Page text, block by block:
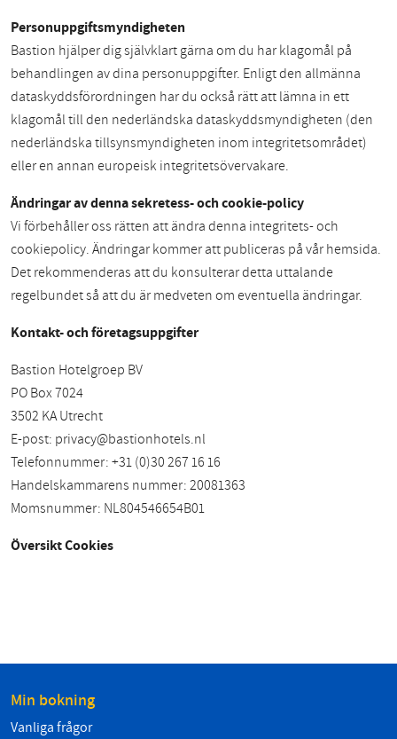
Personuppgiftsmyndigheten
Bastion hjälper dig självklart gärna om du har klagomål på
behandlingen av dina personuppgifter. Enligt den allmänna
dataskyddsförordningen har du också rätt att lämna in ett
klagomål till den nederländska dataskyddsmyndigheten (den
nederländska tillsynsmyndigheten inom integritetsområdet)
eller en annan europeisk integritetsövervakare.
Ändringar av denna sekretess- och cookie-policy
Vi förbehåller oss rätten att ändra denna integritets- och
cookiepolicy. Ändringar kommer att publiceras på vår hemsida.
Det rekommenderas att du konsulterar detta uttalande
regelbundet så att du är medveten om eventuella ändringar.
Kontakt- och företagsuppgifter
Bastion Hotelgroep BV
PO Box 7024
3502 KA Utrecht
E-post: privacy@bastionhotels.nl
Telefonnummer: +31 (0)30 267 16 16
Handelskammarens nummer: 20081363
Momsnummer: NL804546654B01
Översikt Cookies
Min bokning
Vanliga frågor